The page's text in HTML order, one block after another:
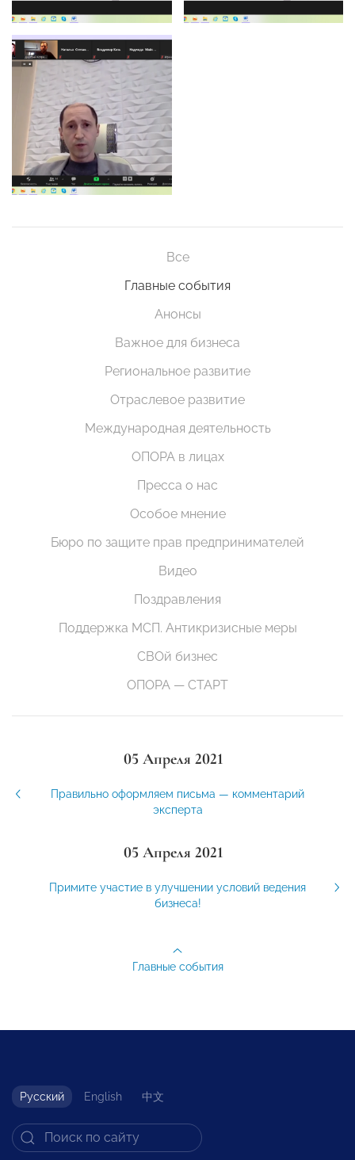
Все
Главные события
Анонсы
Важное для бизнеса
Региональное развитие
Отраслевое развитие
Международная деятельность
ОПОРА в лицах
Пресса о нас
Особое мнение
Бюро по защите прав предпринимателей
Видео
Поздравления
Поддержка МСП. Антикризисные меры
СВОй бизнес
ОПОРА — СТАРТ
05 Апреля 2021
Правильно оформляем письма — комментарий
эксперта
05 Апреля 2021
Примите участие в улучшении условий ведения
бизнеса!
Главные события
Русский English 中文